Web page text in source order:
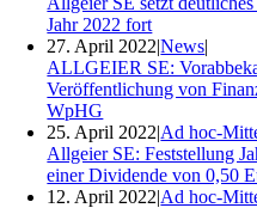
Jahr 2022 fort
27. April 2022|News|
ALLGEIER SE:
Veröffentlichung von
WpHG
25. April 2022|Ad hoc-
Allgeier SE: Feststellung
einer Dividende von 0,50
12. April 2022|Ad hoc-